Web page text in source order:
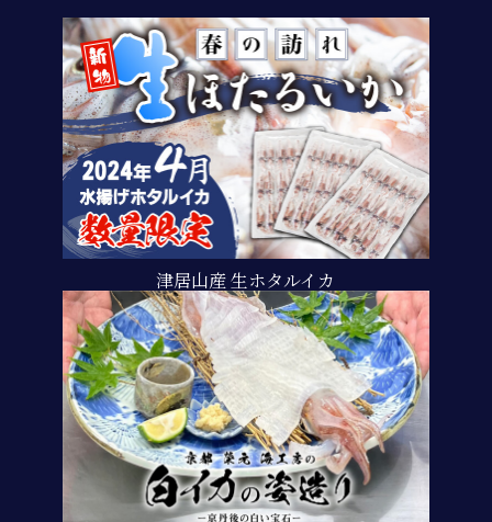
津居山産 生ホタルイカ